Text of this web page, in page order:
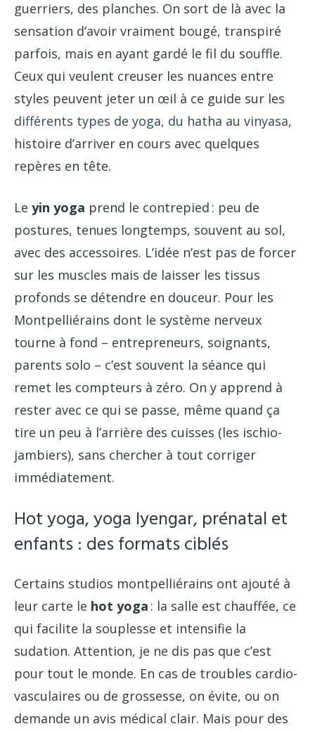
guerriers, des planches. On sort de là avec la
sensation d’avoir vraiment bougé, transpiré
parfois, mais en ayant gardé le fil du souffle.
Ceux qui veulent creuser les nuances entre
styles peuvent jeter un œil à ce guide sur les
différents types de yoga, du hatha au vinyasa,
histoire d’arriver en cours avec quelques
repères en tête.
Le yin yoga prend le contrepied : peu de
postures, tenues longtemps, souvent au sol,
avec des accessoires. L’idée n’est pas de forcer
sur les muscles mais de laisser les tissus
profonds se détendre en douceur. Pour les
Montpelliérains dont le système nerveux
tourne à fond – entrepreneurs, soignants,
parents solo – c’est souvent la séance qui
remet les compteurs à zéro. On y apprend à
rester avec ce qui se passe, même quand ça
tire un peu à l’arrière des cuisses (les ischio-
jambiers), sans chercher à tout corriger
immédiatement.
Hot yoga, yoga Iyengar, prénatal et
enfants : des formats ciblés
Certains studios montpelliérains ont ajouté à
leur carte le hot yoga : la salle est chauffée, ce
qui facilite la souplesse et intensifie la
sudation. Attention, je ne dis pas que c’est
pour tout le monde. En cas de troubles cardio-
vasculaires ou de grossesse, on évite, ou on
demande un avis médical clair. Mais pour des